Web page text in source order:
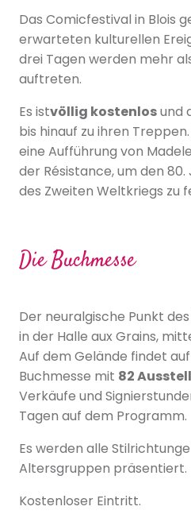
Das Comicfestival in Blois
erwarteten kulturellen
drei Tagen werden mehr
auftreten.
Es istvöllig kostenlosund
bis hinauf zu ihren
eine Aufführung von
der Résistance, um den
des Zweiten Weltkriegs zu
Die Buchmesse
Der neuralgische Punkt
in der Halle aux Grains,
Auf dem Gelände findet
Buchmesse mit 82
Verkäufe und
Tagen auf dem Programm.
Es werden alle
Altersgruppen präsentiert.
Kostenloser Eintritt.